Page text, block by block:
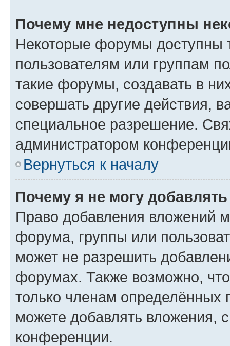
Почему мне недоступны
Некоторые форумы доступны
пользователям или группам
такие форумы, создавать в
совершать другие действия,
специальное разрешение.
администратором
Вернуться к началу
Почему я не могу
Право добавления вложений
форума, группы или
может не разрешить
форумах. Также возможно,
только членам определённых
можете добавлять вложения,
конференции.